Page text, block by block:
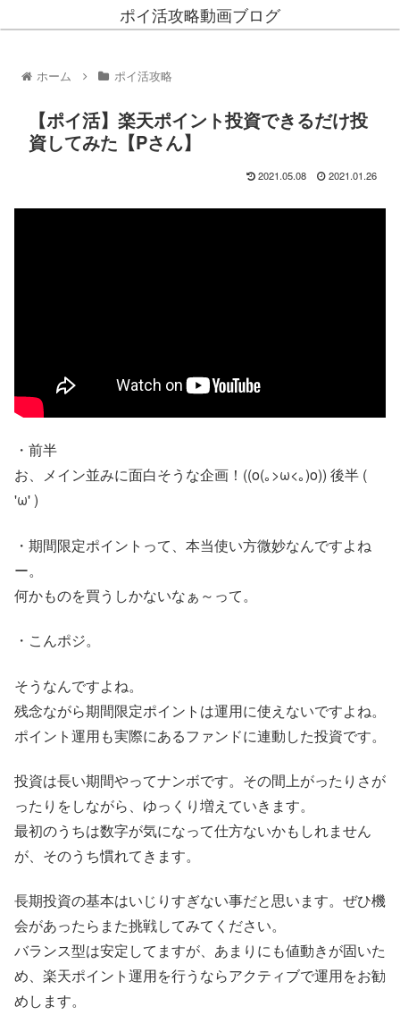
ポイ活攻略動画ブログ
ホーム ポイ活攻略
【ポイ活】楽天ポイント投資できるだけ投
資してみた【Pさん】
2021.05.08 2021.01.26
・前半
お、メイン並みに面白そうな企画！((o(｡>ω<｡)o)) 後半 (
'ω' )
・期間限定ポイントって、本当使い方微妙なんですよね
ー。
何かものを買うしかないなぁ～って。
・こんポジ。
そうなんですよね。
残念ながら期間限定ポイントは運用に使えないですよね。
ポイント運用も実際にあるファンドに連動した投資です。
投資は長い期間やってナンボです。その間上がったりさが
ったりをしながら、ゆっくり増えていきます。
最初のうちは数字が気になって仕方ないかもしれません
が、そのうち慣れてきます。
長期投資の基本はいじりすぎない事だと思います。ぜひ機
会があったらまた挑戦してみてください。
バランス型は安定してますが、あまりにも値動きが固いた
め、楽天ポイント運用を行うならアクティブで運用をお勧
めします。